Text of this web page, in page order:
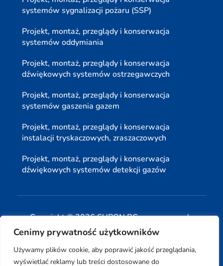
Cenimy prywatność użytkowników
Używamy plików cookie, aby poprawić jakość przeglądania,
wyświetlać reklamy lub treści dostosowane do
systemów sygnalizacji pożaru (SSP)
Projekt, montaż, przeglądy i konserwacja
systemów oddymiania
Projekt, montaż, przeglądy i konserwacja
dźwiękowych systemów ostrzegawczych
Projekt, montaż, przeglądy i konserwacja
systemów gaszenia gazem
Projekt, montaż, przeglądy i konserwacja
instalacji tryskaczowych, zraszaczowych
Projekt, montaż, przeglądy i konserwacja
dźwiękowych systemów detekcji gazów
Copyright © 2026 SUPON BC sp, z o. o. sp. k.
| Realizacja: www.woh.group